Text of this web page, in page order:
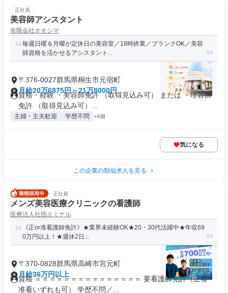
正社員
美容師アシスタント
有限会社オオシマ
毎週日曜＆月曜が定休日の美容室／18時終業／ブランクOK／美容
師資格を活かせるアシスタント...
〒376-0027群馬県桐生市元宿町
月給20万6875円～21万8000円
資格・経験 ・美容師免許 （取得見込み可） または ・理容師
免許 （取得見込み可）...
主婦・主夫歓迎 学歴不問 +4個
気になる
この企業の類似求人を見る
正社員
メンズ美容医療クリニックの看護師
医療法人社団エミナル
《正or准看護師免許》★業界未経験OK★20・30代活躍中★年収69
0万円以上！★週休2日...
〒370-0828群馬県高崎市宮元町
月給36万円以上
資格 ＝＝＝＝＝＝＝＝＝＝＝＝＝＝＝ 要看護師免許（正看・
准看いずれも可） 学歴不問／...